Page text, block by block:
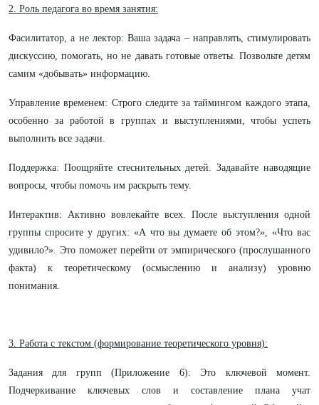
2. Роль педагога во время занятия:
Фасилитатор, а не лектор: Ваша задача – направлять, стимулировать
дискуссию, помогать, но не давать готовые ответы. Позвольте детям
самим «добывать» информацию.
Управление временем: Строго следите за таймингом каждого этапа,
особенно за работой в группах и выступлениями, чтобы успеть
выполнить все задачи.
Поддержка: Поощряйте стеснительных детей. Задавайте наводящие
вопросы, чтобы помочь им раскрыть тему.
Интерактив: Активно вовлекайте всех. После выступления одной
группы спросите у других: «А что вы думаете об этом?», «Что вас
удивило?». Это поможет перейти от эмпирического (прослушанного
факта) к теоретическому (осмыслению и анализу) уровню
понимания.
3. Работа с текстом (формирование теоретического уровня):
Задания для групп (Приложение 6): Это ключевой момент.
Подчеркивание ключевых слов и составление плана учат